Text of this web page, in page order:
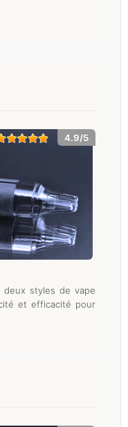
4.9/5
styles de vape
et efficacité pour